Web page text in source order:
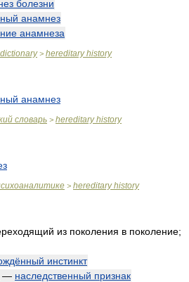
болезни
анамнез
анамнеза
> hereditary history
анамнез
словарь > hereditary history
> hereditary history
из поколения в поколение;
инстинкт
— наследственный признак